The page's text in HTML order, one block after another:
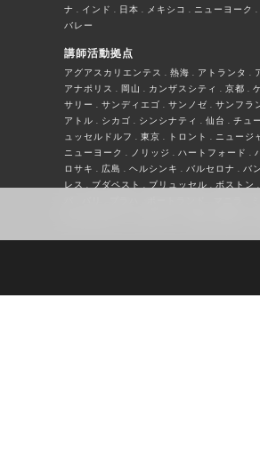
ナ . インド . 日本 . メキシコ . ニューヨーク
バレー
講師活動拠点
アグアスカリエンテス . 熱海 . アトランタ .
アナポリス . 岡山 . カンザスシティ . 京都 .
サリー . サンディエゴ . サンノゼ . サンフラ
アトル . シカゴ . シンシナティ . 仙台 . チュ
ュッセルドルフ . 東京 . トロント . ニュージ
ニューヨーク . ノリッジ . ハートフォード .
ロサキ . 広島 . ヘルシンキ . バルセロナ . バ
レス . ブダペスト . ブリュッセル . ボストン